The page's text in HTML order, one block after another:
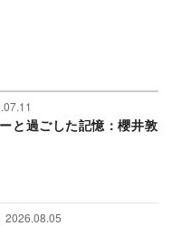
と過ごした記憶：櫻井敦
2026.08.05